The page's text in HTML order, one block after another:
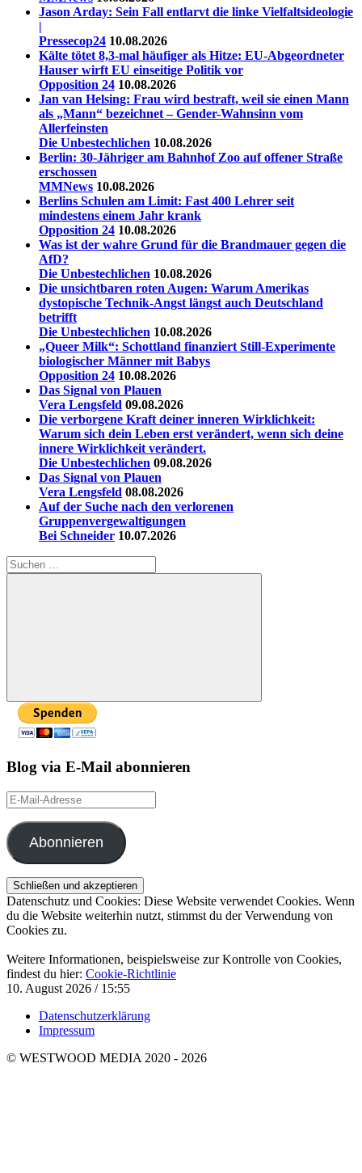
Jason Arday: Sein Fall entlarvt die linke Vielfaltsideologie
|
Pressecop24 10.08.2026
Kälte tötet 8,3-mal häufiger als Hitze: EU-Abgeordneter
Hauser wirft EU einseitige Politik vor
Opposition 24 10.08.2026
Jan van Helsing: Frau wird bestraft, weil sie einen Mann
als „Mann“ bezeichnet – Gender-Wahnsinn vom
Allerfeinsten
Die Unbestechlichen 10.08.2026
Berlin: 30-Jähriger am Bahnhof Zoo auf offener Straße
erschossen
MMNews 10.08.2026
Berlins Schulen am Limit: Fast 400 Lehrer seit
mindestens einem Jahr krank
Opposition 24 10.08.2026
Was ist der wahre Grund für die Brandmauer gegen die
AfD?
Die Unbestechlichen 10.08.2026
Die unsichtbaren roten Augen: Warum Amerikas
dystopische Technik-Angst längst auch Deutschland
betrifft
Die Unbestechlichen 10.08.2026
„Queer Milk“: Schottland finanziert Still-Experimente
biologischer Männer mit Babys
Opposition 24 10.08.2026
Das Signal von Plauen
Vera Lengsfeld 09.08.2026
Die verborgene Kraft deiner inneren Wirklichkeit:
Warum sich dein Leben erst verändert, wenn sich deine
innere Wirklichkeit verändert.
Die Unbestechlichen 09.08.2026
Das Signal von Plauen
Vera Lengsfeld 08.08.2026
Auf der Suche nach den verlorenen
Gruppenvergewaltigungen
Bei Schneider 10.07.2026
Suchen
nach:
Suchen
Blog via E-Mail abonnieren
E-
Mail-
Adresse
Abonnieren
Datenschutz und Cookies: Diese Website verwendet Cookies. Wenn
du die Website weiterhin nutzt, stimmst du der Verwendung von
Cookies zu.
Weitere Informationen, beispielsweise zur Kontrolle von Cookies,
findest du hier: Cookie-Richtlinie
10. August 2026 / 15:55
Datenschutzerklärung
Impressum
© WESTWOOD MEDIA 2020 - 2026